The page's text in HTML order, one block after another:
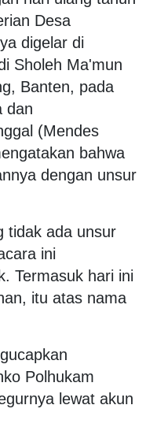
Desa
digelar di
Sholeh Ma'mun
Banten, pada
dan
(Mendes
bahwa
dengan unsur
tidak ada unsur
ini
Termasuk hari ini
itu atas nama
Polhukam
lewat akun